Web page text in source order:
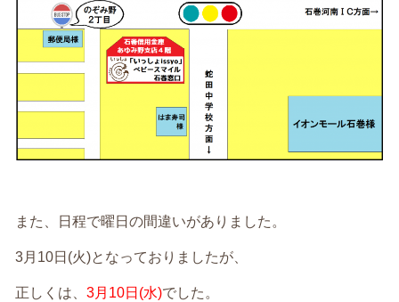
また、日程で曜日の間違いがありました。
3月10日(火)となっておりましたが、
正しくは、 3月10日(水)でした。